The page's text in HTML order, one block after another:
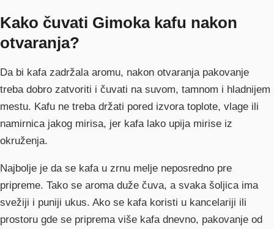
Kako čuvati Gimoka kafu nakon
otvaranja?
Da bi kafa zadržala aromu, nakon otvaranja pakovanje
treba dobro zatvoriti i čuvati na suvom, tamnom i hladnijem
mestu. Kafu ne treba držati pored izvora toplote, vlage ili
namirnica jakog mirisa, jer kafa lako upija mirise iz
okruženja.
Najbolje je da se kafa u zrnu melje neposredno pre
pripreme. Tako se aroma duže čuva, a svaka šoljica ima
svežiji i puniji ukus. Ako se kafa koristi u kancelariji ili
prostoru gde se priprema više kafa dnevno, pakovanje od